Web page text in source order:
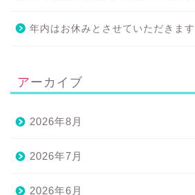
年内はお休みとさせていただきます
アーカイブ
2026年8月
2026年7月
2026年6月